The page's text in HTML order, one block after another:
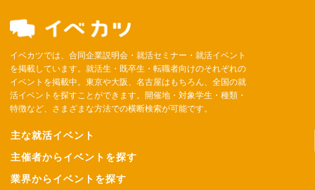
イベカツでは、合同企業説明会・就活セミナー・就活イベント
を掲載しています。就活生・既卒生・転職者向けのそれぞれの
イベントを掲載中。東京や大阪、名古屋はもちろん、全国の就
活イベントを探すことができます。開催地・対象学生・種類・
特徴など、さまざまな方法での横断検索が可能です。
主な就活イベント
主催者からイベントを探す
業界からイベントを探す